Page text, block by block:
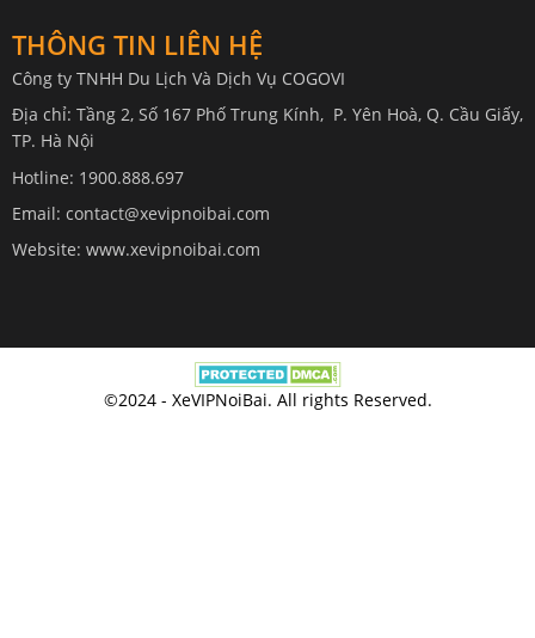
THÔNG TIN LIÊN HỆ
Công ty TNHH Du Lịch Và Dịch Vụ COGOVI
Địa chỉ: Tầng 2, Số 167 Phố Trung Kính, P. Yên Hoà, Q. Cầu Giấy,
TP. Hà Nội
Hotline: 1900.888.697
Email: contact@xevipnoibai.com
Website: www.xevipnoibai.com
©2024 - XeVIPNoiBai. All rights Reserved.